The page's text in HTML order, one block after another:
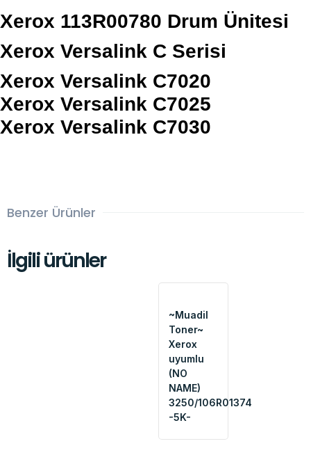
Xerox 113R00780 Drum Ünitesi
Xerox Versalink C Serisi
Xerox Versalink C7020
Xerox Versalink C7025
Xerox Versalink C7030
Benzer Ürünler
İlgili ürünler
~Muadil
Toner~
Xerox
uyumlu
(NO
NAME)
3250/106R01374
-5K-